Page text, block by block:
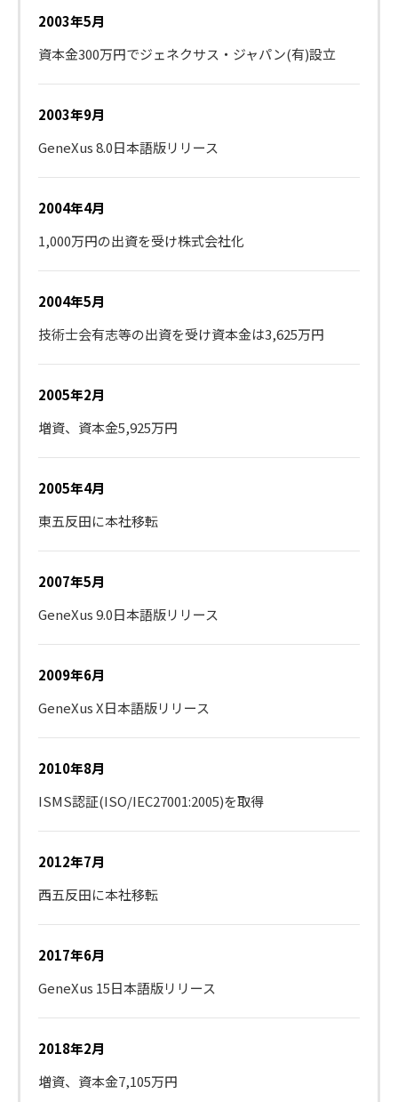
2003年5月
資本金300万円でジェネクサス・ジャパン(有)設立
2003年9月
GeneXus 8.0日本語版リリース
2004年4月
1,000万円の出資を受け株式会社化
2004年5月
技術士会有志等の出資を受け資本金は3,625万円
2005年2月
増資、資本金5,925万円
2005年4月
東五反田に本社移転
2007年5月
GeneXus 9.0日本語版リリース
2009年6月
GeneXus X日本語版リリース
2010年8月
ISMS認証(ISO/IEC27001:2005)を取得
2012年7月
西五反田に本社移転
2017年6月
GeneXus 15日本語版リリース
2018年2月
増資、資本金7,105万円